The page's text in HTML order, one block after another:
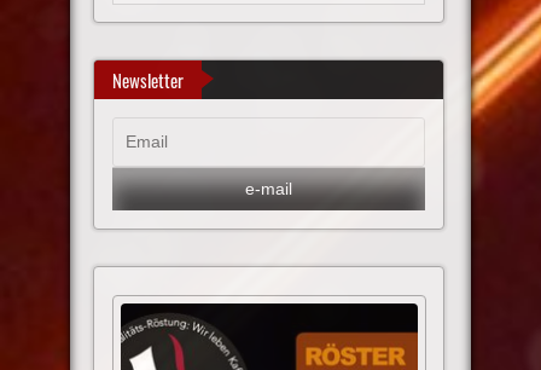
Newsletter